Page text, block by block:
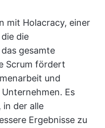
mit Holacracy, einer
die
gesamte
Scrum fördert
und
Es
der alle
Ergebnisse zu